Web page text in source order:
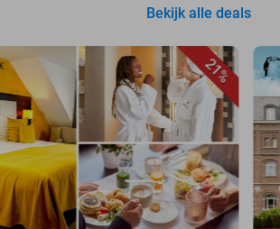
Bekijk alle deals
21%